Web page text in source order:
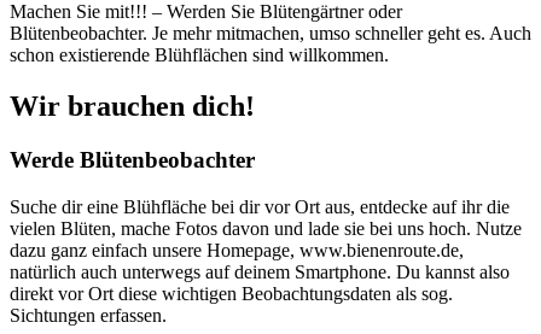
Machen Sie mit!!! – Werden Sie Blütengärtner oder
Blütenbeobachter. Je mehr mitmachen, umso schneller geht es. Auch
schon existierende Blühflächen sind willkommen.
Wir brauchen dich!
Werde Blütenbeobachter
Suche dir eine Blühfläche bei dir vor Ort aus, entdecke auf ihr die
vielen Blüten, mache Fotos davon und lade sie bei uns hoch. Nutze
dazu ganz einfach unsere Homepage, www.bienenroute.de,
natürlich auch unterwegs auf deinem Smartphone. Du kannst also
direkt vor Ort diese wichtigen Beobachtungsdaten als sog.
Sichtungen erfassen.